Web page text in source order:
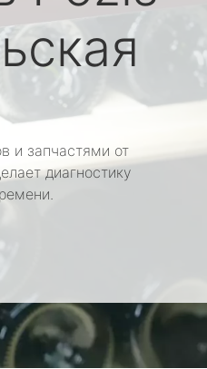
и запчастями от
диагностику